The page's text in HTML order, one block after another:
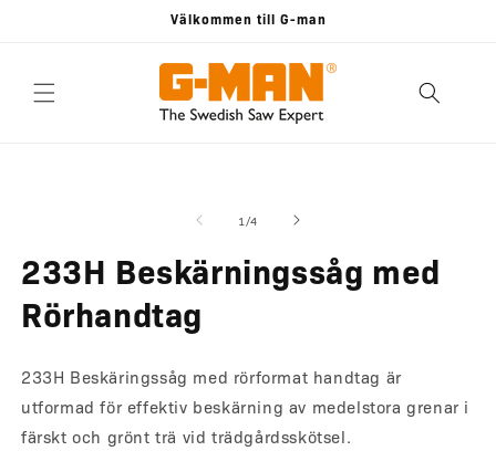
Välkommen till G-man
1 /av4
233H Beskärningssåg med
Rörhandtag
233H Beskäringssåg med rörformat handtag är
utformad för effektiv beskärning av medelstora grenar i
färskt och grönt trä vid trädgårdsskötsel.